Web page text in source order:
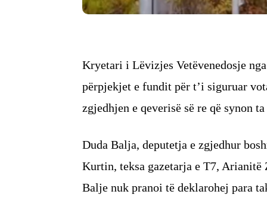
Kryetari i Lëvizjes Vetëvenedosje
përpjekjet e fundit për t’i siguruar
zgjedhjen e qeverisë së re që synon
Duda Balja, deputetja e zgjedhur
Kurtin, teksa gazetarja e T7,
Balje nuk pranoi të deklarohej para